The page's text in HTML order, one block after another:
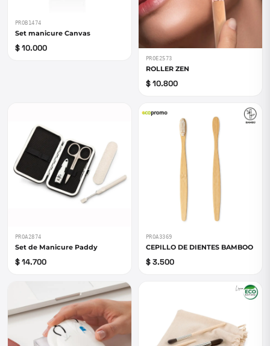
PROB1474
Set manicure Canvas
$ 10.000
PROE2573
ROLLER ZEN
$ 10.800
PROA2874
Set de Manicure Paddy
$ 14.700
PROA3369
CEPILLO DE DIENTES BAMBOO
$ 3.500